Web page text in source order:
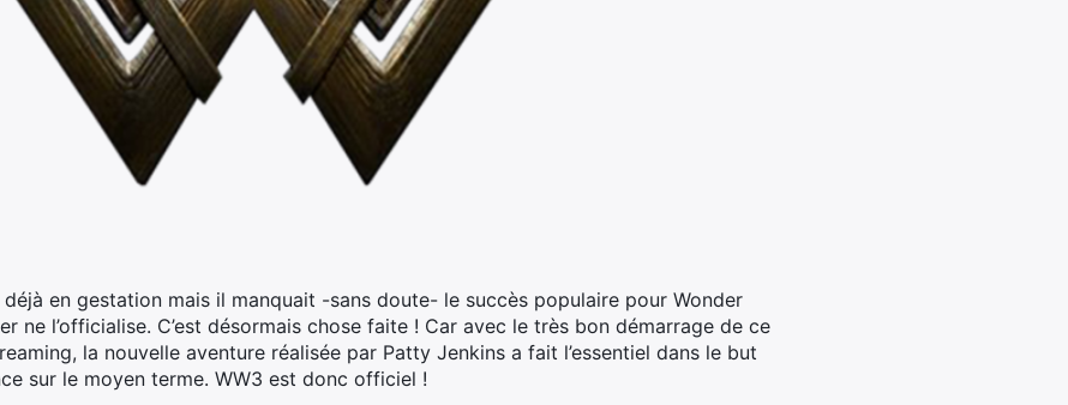
en gestation mais il manquait -sans doute- le succès populaire pour Wonder
ne l’officialise. C’est désormais chose faite ! Car avec le très bon démarrage de ce
la nouvelle aventure réalisée par Patty Jenkins a fait l’essentiel dans le but
sur le moyen terme. WW3 est donc officiel !